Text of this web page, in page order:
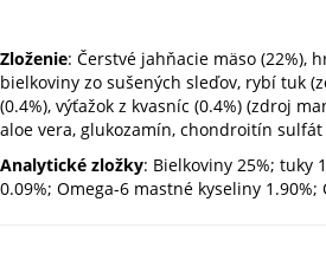
Zloženie: Čerstvé jahňacie mäso (22%),
bielkoviny zo sušených sleďov, rybí tuk
(0.4%), výťažok z kvasníc (0.4%) (zdroj
aloe vera, glukozamín, chondroitín sulfát
Analytické zložky: Bielkoviny 25%; tuky
0.09%; Omega-6 mastné kyseliny